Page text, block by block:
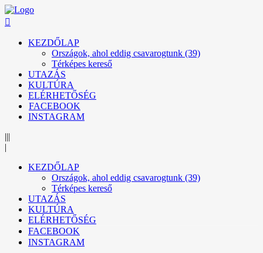
KEZDŐLAP
Országok, ahol eddig csavarogtunk (39)
Térképes kereső
UTAZÁS
KULTÚRA
ELÉRHETŐSÉG
FACEBOOK
INSTAGRAM
|||
|
KEZDŐLAP
Országok, ahol eddig csavarogtunk (39)
Térképes kereső
UTAZÁS
KULTÚRA
ELÉRHETŐSÉG
FACEBOOK
INSTAGRAM